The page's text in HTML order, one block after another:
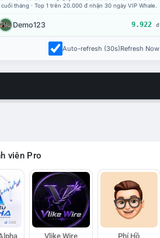
tháng · Top 1 trên 20.000 đ nhận 30 ngày VIP Whale.
Demo123 9.922 đ
Auto-refresh (30s)Refresh Now
viên Pro
Vlike Wire Phí Hồ